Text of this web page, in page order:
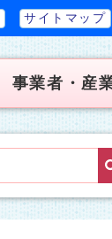
サイトマップ
事業者・産